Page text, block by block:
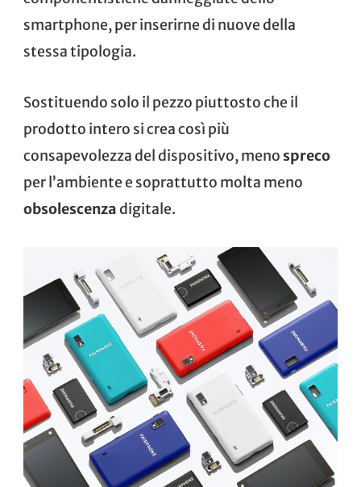
smartphone, per inserirne di nuove della
stessa tipologia.
Sostituendo solo il pezzo piuttosto che il
prodotto intero si crea così più
consapevolezza del dispositivo, meno spreco
per l’ambiente e soprattutto molta meno
obsolescenzadigitale.